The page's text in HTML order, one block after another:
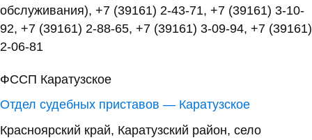
обслуживания), +7 (39161) 2-43-71, +7 (39161) 3-10-
92, +7 (39161) 2-88-65, +7 (39161) 3-09-94, +7 (39161)
2-06-81
ФССП Каратузское
Отдел судебных приставов — Каратузское
Красноярский край, Каратузский район, село